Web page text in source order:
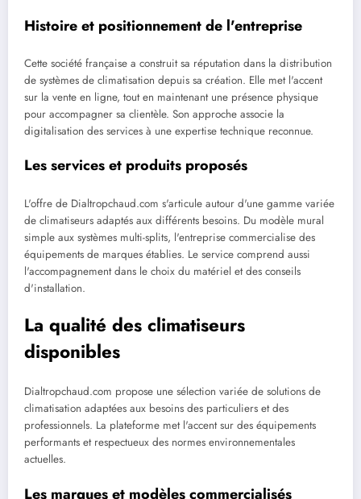
Histoire et positionnement de l'entreprise
Cette société française a construit sa réputation dans la distribution
de systèmes de climatisation depuis sa création. Elle met l'accent
sur la vente en ligne, tout en maintenant une présence physique
pour accompagner sa clientèle. Son approche associe la
digitalisation des services à une expertise technique reconnue.
Les services et produits proposés
L'offre de Dialtropchaud.com s'articule autour d'une gamme variée
de climatiseurs adaptés aux différents besoins. Du modèle mural
simple aux systèmes multi-splits, l'entreprise commercialise des
équipements de marques établies. Le service comprend aussi
l'accompagnement dans le choix du matériel et des conseils
d'installation.
La qualité des climatiseurs
disponibles
Dialtropchaud.com propose une sélection variée de solutions de
climatisation adaptées aux besoins des particuliers et des
professionnels. La plateforme met l'accent sur des équipements
performants et respectueux des normes environnementales
actuelles.
Les marques et modèles commercialisés